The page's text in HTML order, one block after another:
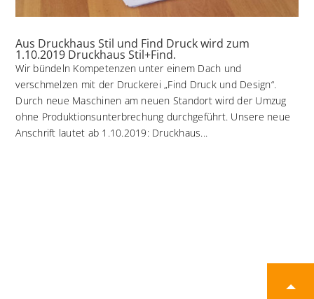
Aus Druckhaus Stil und Find Druck wird zum
1.10.2019 Druckhaus Stil+Find.
Wir bündeln Kompetenzen unter einem Dach und
verschmelzen mit der Druckerei „Find Druck und Design“.
Durch neue Maschinen am neuen Standort wird der Umzug
ohne Produktionsunterbrechung durchgeführt. Unsere neue
Anschrift lautet ab 1.10.2019: Druckhaus...